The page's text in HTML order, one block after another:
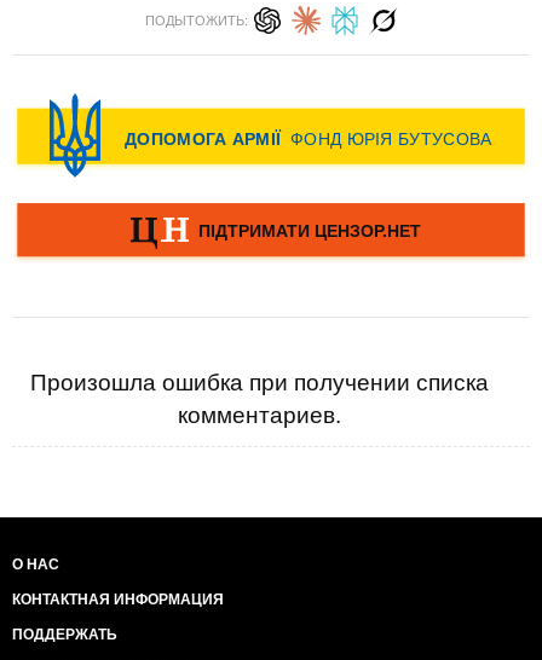
ПОДЫТОЖИТЬ:
Произошла ошибка при получении списка
комментариев.
О НАС
КОНТАКТНАЯ ИНФОРМАЦИЯ
ПОДДЕРЖАТЬ